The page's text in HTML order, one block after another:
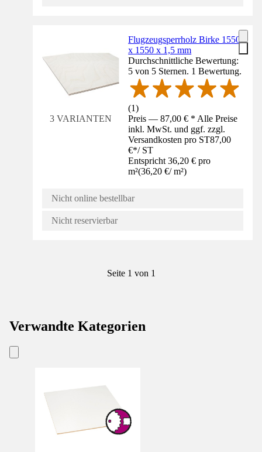
3 VARIANTEN
Flugzeugsperrholz Birke 1550
x 1550 x 1,5 mm
Durchschnittliche Bewertung:
5 von 5 Sternen. 1 Bewertung.
(1)
Preis — 87,00 € * Alle Preise
inkl. MwSt. und ggf. zzgl.
Versandkosten pro ST87,00
€*/ ST
Entspricht 36,20 € pro
m²(36,20 €/ m²)
Nicht online bestellbar
Nicht reservierbar
Seite 1 von 1
Verwandte Kategorien